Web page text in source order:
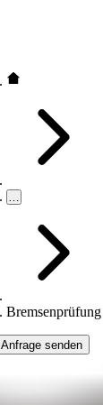
…
Bremsenprüfung
Anfrage senden